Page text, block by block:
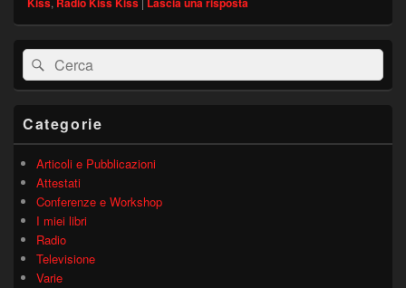
Area
widget
barra
Cerca:Cerca
Categorie
Articoli e Pubblicazioni
Attestati
Conferenze e Workshop
I miei libri
Radio
Televisione
Varie